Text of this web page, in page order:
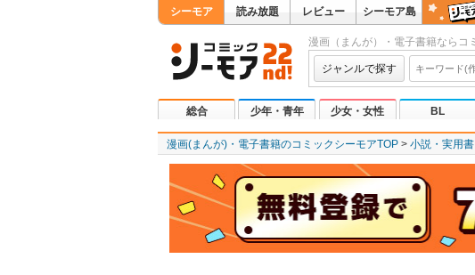
シーモア 読み放題 レビュー シーモア島
漫画（まんが）・電子書籍ならコ
ジャンルで探す
総合 少年・青年 少女・女性 BL
漫画(まんが)・電子書籍のコミックシーモアTOP 小説・実用書